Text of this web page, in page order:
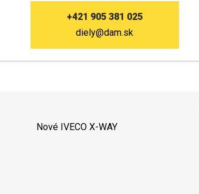
+421 905 381 025
diely@dam.sk
Nové IVECO X-WAY